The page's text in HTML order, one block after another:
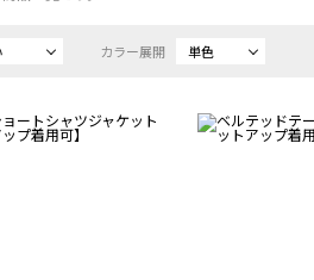
カラー展開 単色